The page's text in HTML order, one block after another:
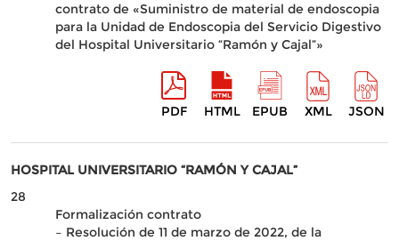
contrato de «Suministro de material de endoscopia
para la Unidad de Endoscopia del Servicio Digestivo
del Hospital Universitario “Ramón y Cajal”»
PDF HTML EPUB XML JSON
HOSPITAL UNIVERSITARIO “RAMÓN Y CAJAL”
28
Formalización contrato
– Resolución de 11 de marzo de 2022, de la